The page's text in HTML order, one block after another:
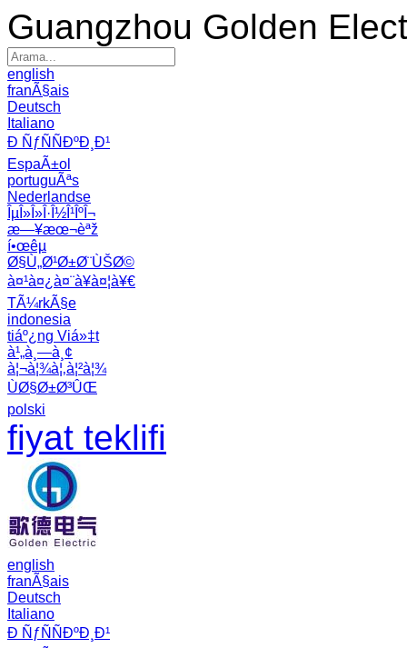
Guangzhou Golden
english
franÃ§ais
Deutsch
Italiano
Ð ÑƒÑÑÐºÐ¸Ð¹
EspaÃ±ol
portuguÃªs
Nederlandse
ÎµÎ»Î»Î·Î½Î¹ÎºÎ¬
æ—¥æœ¬èªž
í•œêµ­
Ø§Ù„Ø¹Ø±Ø¨ÙŠØ©
à¤¹à¤¿à¤¨à¥à¤¦à¥€
TÃ¼rkÃ§e
indonesia
tiáº¿ng Viá»‡t
à¹„à¸—à¸¢
à¦¬à¦¾à¦‚à¦²à¦¾
ÙØ§Ø±Ø³ÛŒ
polski
fiyat teklifi
english
franÃ§ais
Deutsch
Italiano
Ð ÑƒÑÑÐºÐ¸Ð¹